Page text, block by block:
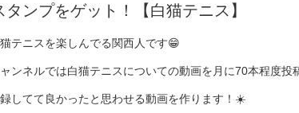
タンプをゲット！【白猫テニス】
テニスを楽しんでる関西人です😁
ンネルでは白猫テニスについての動画を月に70本程度
してて良かったと思わせる動画を作ります！☀️